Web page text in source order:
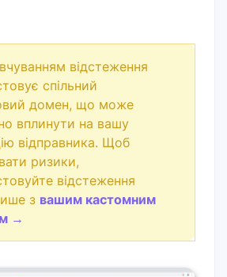
відстеження
спільний
домен, що може
вплинути на вашу
відправника. Щоб
ризики,
відстеження
з вашим кастомним
→